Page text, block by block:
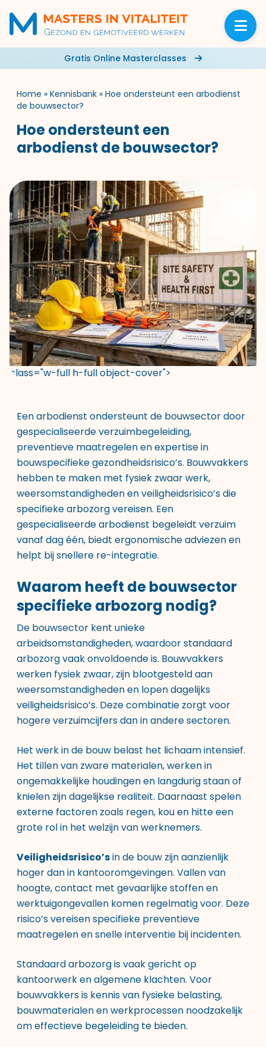
Gratis Online Masterclasses
Home » Kennisbank » Hoe ondersteunt een arbodienst
de bouwsector?
Hoe ondersteunt een
arbodienst de bouwsector?
class="w-full h-full object-cover">
Een arbodienst ondersteunt de bouwsector door
gespecialiseerde verzuimbegeleiding,
preventieve maatregelen en expertise in
bouwspecifieke gezondheidsrisico’s. Bouwvakkers
hebben te maken met fysiek zwaar werk,
weersomstandigheden en veiligheidsrisico’s die
specifieke arbozorg vereisen. Een
gespecialiseerde arbodienst begeleidt verzuim
vanaf dag één, biedt ergonomische adviezen en
helpt bij snellere re-integratie.
Waarom heeft de bouwsector
specifieke arbozorg nodig?
De bouwsector kent unieke
arbeidsomstandigheden, waardoor standaard
arbozorg vaak onvoldoende is. Bouwvakkers
werken fysiek zwaar, zijn blootgesteld aan
weersomstandigheden en lopen dagelijks
veiligheidsrisico’s. Deze combinatie zorgt voor
hogere verzuimcijfers dan in andere sectoren.
Het werk in de bouw belast het lichaam intensief.
Het tillen van zware materialen, werken in
ongemakkelijke houdingen en langdurig staan of
knielen zijn dagelijkse realiteit. Daarnaast spelen
externe factoren zoals regen, kou en hitte een
grote rol in het welzijn van werknemers.
Veiligheidsrisico’sin de bouw zijn aanzienlijk
hoger dan in kantooromgevingen. Vallen van
hoogte, contact met gevaarlijke stoffen en
werktuigongevallen komen regelmatig voor. Deze
risico’s vereisen specifieke preventieve
maatregelen en snelle interventie bij incidenten.
Standaard arbozorg is vaak gericht op
kantoorwerk en algemene klachten. Voor
bouwvakkers is kennis van fysieke belasting,
bouwmaterialen en werkprocessen noodzakelijk
om effectieve begeleiding te bieden.